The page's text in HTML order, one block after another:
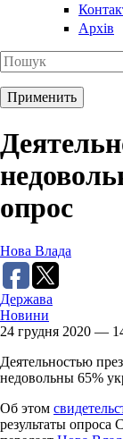
Архів
опрос
Нова Влада
Держава
Новини
24 грудня 2020 —
Деятельностью
недовольны 65%
Об этом
результаты